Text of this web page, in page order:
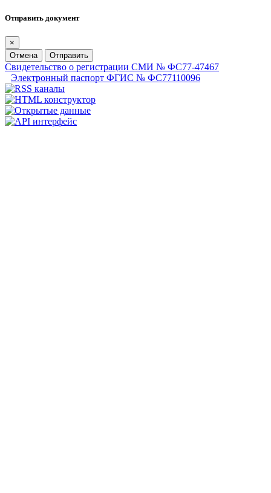
Отправить документ
×
Отмена
Отправить
Свидетельство о регистрации СМИ № ФС77-47467
Электронный паспорт ФГИС № ФС77110096